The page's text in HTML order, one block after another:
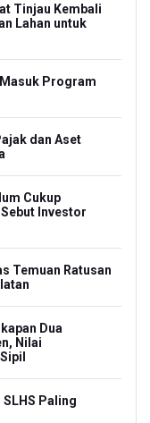
Tinjau Kembali
Lahan untuk
Program
dan Aset
Cukup
Investor
Temuan Ratusan
Dua
Nilai
SLHS Paling